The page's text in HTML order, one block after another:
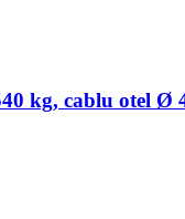
kg, cablu otel Ø